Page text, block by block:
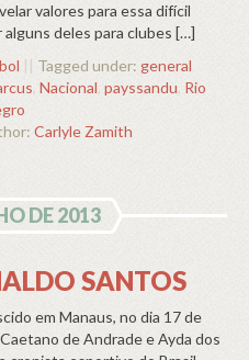
valores para essa difícil
deles para clubes […]
|| Tagged under: general
, Nacional, payssandu, Rio
Carlyle Zamith
DE 2013
SANTOS
em Manaus, no dia 17 de
de Andrade e Ayda dos